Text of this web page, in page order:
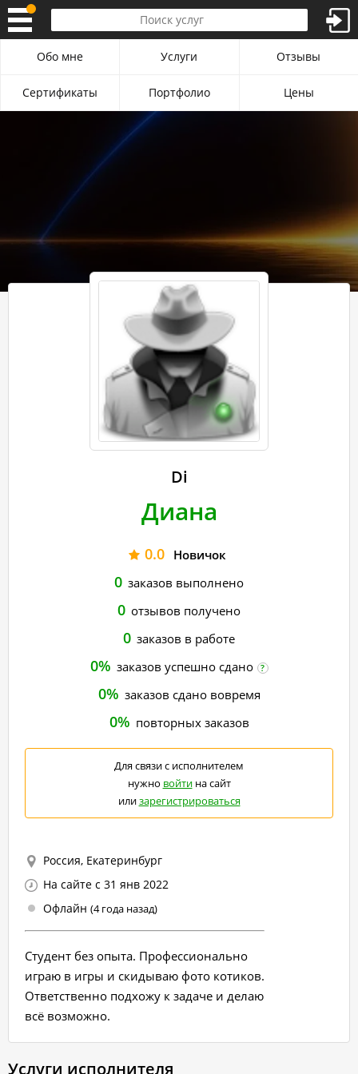
Di
Диана
0.0 Новичок
0 заказов выполнено
0 отзывов получено
0 заказов в работе
0% заказов успешно сдано ?
0% заказов сдано вовремя
0% повторных заказов
Для связи с исполнителем
нужно войтина сайт
илизарегистрироваться
Россия, Екатеринбург
На сайте с 31 янв 2022
Офлайн (4 года назад)
Студент без опыта. Профессионально
играю в игры и скидываю фото котиков.
Ответственно подхожу к задаче и делаю
всё возможно.
Обо мне Услуги Отзывы
Сертификаты Портфолио Цены
Услуги исполнителя